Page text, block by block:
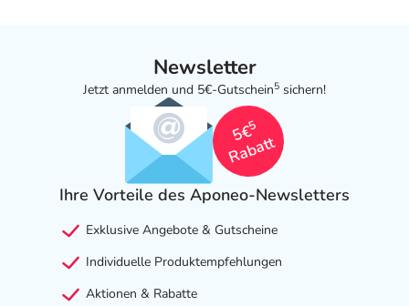
Newsletter
Jetzt anmelden und 5€-Gutschein5 sichern!
5€
5
Rabatt
Ihre Vorteile des Aponeo-Newsletters
Exklusive Angebote & Gutscheine
Individuelle Produktempfehlungen
Aktionen & Rabatte